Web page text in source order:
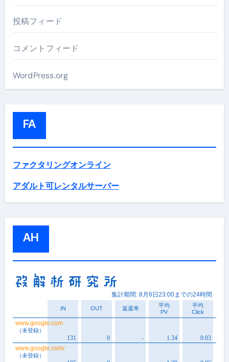
投稿フィード
コメントフィード
WordPress.org
FA
ファクタリングオンライン
アダルト可レンタルサーバー
AH